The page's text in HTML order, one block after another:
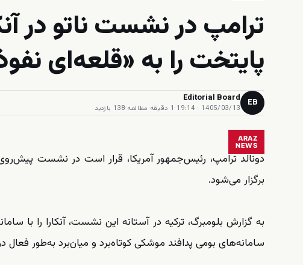
ترامپ در نشست ناتو در
پایتخت را به «قلعه‌ای
EB
Editorial Board
1405/03/13 · 19:14
·1 دقیقه مطالعه ·138 بازدید
ARAZ
NEWS
دونالد ترامپ، رئیس‌جمهور آمریکا، قرار است در نشست پیش‌روی
برگزار می‌شود.
به گزارش بلومبرگ، ترکیه در آستانه این نشست، آنکارا را با
سامانه‌های بومی پدافند موشکی کوتاه‌برد و میان‌برد به‌طور فعال